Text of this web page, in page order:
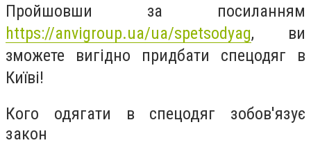
Пройшовши за посиланням
https://anvigroup.ua/ua/spetsodyag, ви
зможете вигідно придбати спецодяг в
Київі!
Кого одягати в спецодяг зобов'язує
закон